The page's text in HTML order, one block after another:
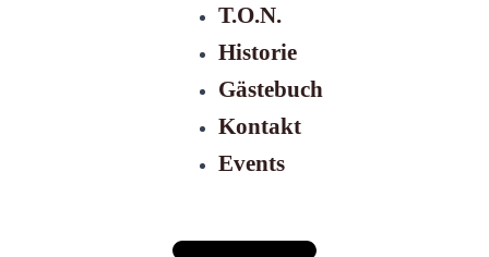
T.O.N.
Historie
Gästebuch
Kontakt
Events